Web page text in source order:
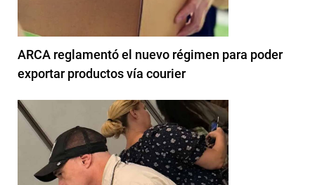
ARCA reglamentó el nuevo régimen para poder
exportar productos vía courier